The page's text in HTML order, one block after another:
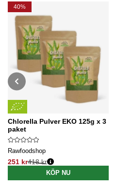
40%
Chlorella Pulver EKO 125g x 3
paket
Rawfoodshop
251 kr
Ordinarie pris:
418 kr
KÖP NU